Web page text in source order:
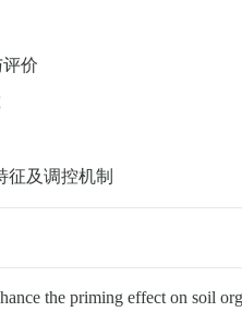
价
征及调控机制
the priming effect on soil